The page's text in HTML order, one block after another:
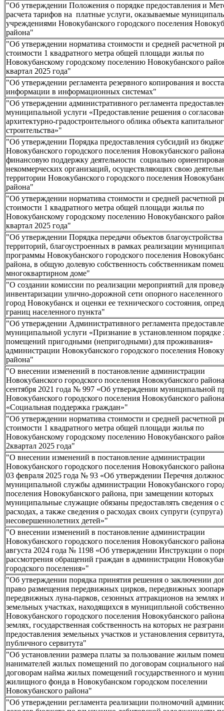
"Об утверждении Положения о порядке предоставления и
расчета тарифов на платные услуги, оказываемые
учреждениями Новокубанского городского поселения
района"
"Об утверждении норматива стоимости и средней расчетной
стоимости 1 квадратного метра общей площади жилья по
Новокубанскому городскому поселению Новокубанского
квартал 2025 года"
"Об утверждении регламента резервного копирования и
информации в информационных системах"
"Об утверждении административного регламента
муниципальной услуги «Предоставление решения о
архитектурно-градостроительного облика объекта
строительства»"
"Об утверждении Порядка предоставления субсидий из
Новокубанского городского поселения Новокубанского
финансовую поддержку деятельности социально
некоммерческих организаций, осуществляющих свою
территории Новокубанского городского поселения
района"
"Об утверждении норматива стоимости и средней расчетной
стоимости 1 квадратного метра общей площади жилья по
Новокубанскому городскому поселению Новокубанского
квартал 2025 года"
"Об утверждении Порядка передачи объектов
территорий, благоустроенных в рамках реализации
программы Новокубанского городского поселения
района, в общую долевую собственность собственникам
многоквартирном доме"
"О создании комиссии по реализации мероприятий для
инвентаризации улично-дорожной сети опорного
город Новокубанск и оценки ее технического состояния,
границ населенного пункта"
"Об утверждении Административного регламента
муниципальной услуги «Признание в установленном
помещений пригодными (непригодными) для проживания»
администрации Новокубанского городского поселения
района"
"О внесении изменений в постановление администрации
Новокубанского городского поселения Новокубанского
сентября 2021 года № 997 «Об утверждении муниципальной
Новокубанского городского поселения Новокубанского района
«Социальная поддержка граждан»"
"Об утверждении норматива стоимости и средней расчетной
стоимости 1 квадратного метра общей площади жилья по
Новокубанскому городскому поселению Новокубанского
2квартал 2025 года"
"О внесении изменений в постановление администрации
Новокубанского городского поселения Новокубанского
03 февраля 2025 года № 93 «Об утверждении Перечня
муниципальной службы администрации Новокубанского
поселения Новокубанского района, при замещении которых
муниципальные служащие обязаны предоставлять сведения о
расходах, а также сведения о расходах своих супруги
несовершеннолетних детей»"
"О внесении изменений в постановление администрации
Новокубанского городского поселения Новокубанского
августа 2024 года № 1198 «Об утверждении Инструкции о
рассмотрения обращений граждан в администрации
городского поселения»"
"Об утверждении порядка принятия решения о заключении
право размещения передвижных цирков, передвижных
передвижных луна-парков, сезонных аттракционов на землях
земельных участках, находящихся в муниципльной
Новокубанского городского поселения Новокубанского
землях, государственная собственность на которых не
предоставления земельных участков и установления сервитута,
публичного сервитута"
"Об установлении размера платы за пользование жилым
нанимателей жилых помещений по договорам социального
договорам найма жилых помещений государственного и
жилищного фонда в Новокубанском городском поселении
Новокубанского района"
"Об утверждении регламента реализации полномочий